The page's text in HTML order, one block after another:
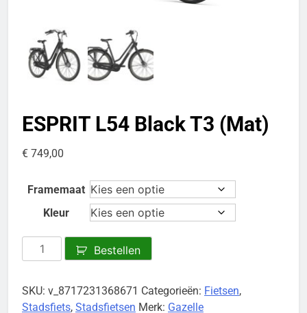
ESPRIT L54 Black T3 (Mat)
€ 749,00
Framemaat
Kleur
ESPRIT
L54
T3
(Mat)
Bestellen
SKU: v_8717231368671 Categorieën: Fietsen,
Stadsfiets, Stadsfietsen Merk: Gazelle